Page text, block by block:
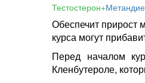
Тестостерон+
Обеспечит прирост
курса могут
Перед началом
Кленбутероле,